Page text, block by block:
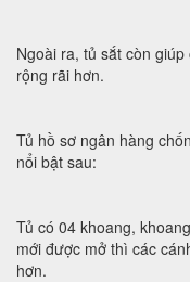
Ngoài ra, tủ sắt còn
rộng rãi hơn.
Tủ hồ sơ ngân hàng
nổi bật sau:
Tủ có 04 khoang,
mới được mở thì các
hơn.